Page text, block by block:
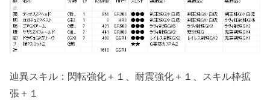
辿異スキル：閃転強化＋１、耐震強化＋１、スキル枠拡
張＋１